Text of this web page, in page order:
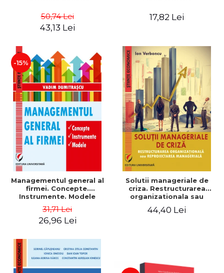
50,74 Lei
43,13 Lei
17,82 Lei
-15%
Managementul general al
firmei. Concepte.
Instrumente. Modele
31,71 Lei
26,96 Lei
Solutii manageriale de
criza. Restructurarea
organizationala sau
44,40 Lei